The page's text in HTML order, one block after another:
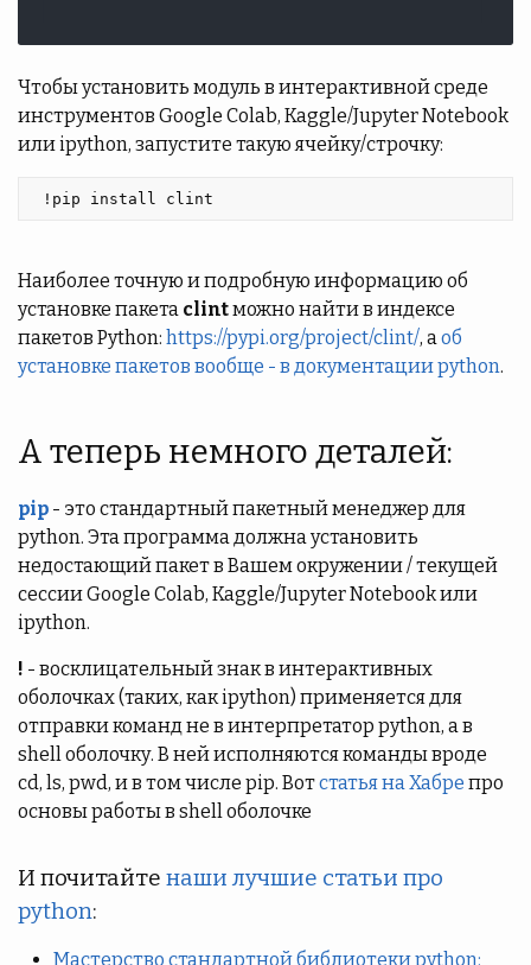
Чтобы установить модуль в интерактивной среде
инструментов Google Colab, Kaggle/Jupyter Notebook
или ipython, запустите такую ячейку/строчку:
!pip install clint
Наиболее точную и подробную информацию об
установке пакета clintможно найти в индексе
пакетов Python: https://pypi.org/project/clint/, аоб
установке пакетов вообще - в документации python.
А теперь немного деталей:
pip - это стандартный пакетный менеджер для
python. Эта программа должна установить
недостающий пакет в Вашем окружении / текущей
сессии Google Colab, Kaggle/Jupyter Notebook или
ipython.
! - восклицательный знак в интерактивных
оболочках (таких, как ipython) применяется для
отправки команд не в интерпретатор python, а в
shell оболочку. В ней исполняются команды вроде
cd, ls, pwd, и в том числе pip. Вотстатья на Хабре про
основы работы в shell оболочке
И почитайте наши лучшие статьи про
python:
Мастерство стандартной библиотеки python: